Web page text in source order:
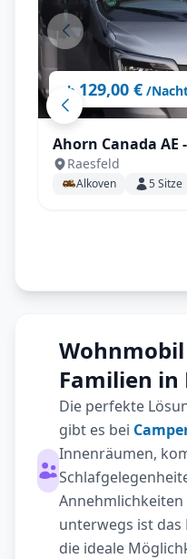
ab 129,00 € /
Ahorn Canada
TV,
inklusive Paket
Raesfeld
Alkoven 5Sitze
Familien in
Die perfekte
gibt es bei
Innenräumen,
Annehmlichkeiten
unterwegs ist das
die ideale